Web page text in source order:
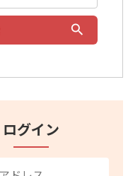
ログイン